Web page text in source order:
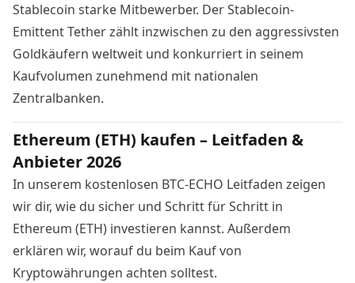
Stablecoin starke Mitbewerber. Der Stablecoin-
Emittent Tetherzählt inzwischen zu den aggressivsten
Goldkäufern weltweit und konkurriert in seinem
Kaufvolumen zunehmend mit nationalen
Zentralbanken.
Ethereum (ETH) kaufen – Leitfaden &
Anbieter 2026
In unserem kostenlosen BTC-ECHO Leitfaden zeigen
wir dir, wie du sicher und Schritt für Schritt in
Ethereum (ETH) investieren kannst. Außerdem
erklären wir, worauf du beim Kauf von
Kryptowährungen achten solltest.